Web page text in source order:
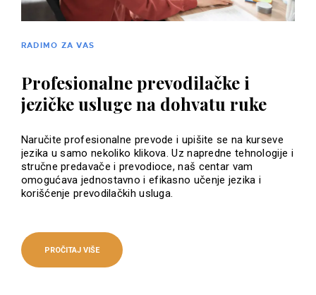
RADIMO ZA VAS
Profesionalne prevodilačke i
jezičke usluge na dohvatu ruke
Naručite profesionalne prevode i upišite se na kurseve
jezika u samo nekoliko klikova. Uz napredne tehnologije i
stručne predavače i prevodioce, naš centar vam
omogućava jednostavno i efikasno učenje jezika i
korišćenje prevodilačkih usluga.
PROČITAJ VIŠE